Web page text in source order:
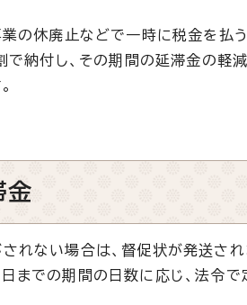
業の休廃止などで一時に税金を払
で納付し、その期間の延滞金の軽
金
れない場合は、督促状が発送され
までの期間の日数に応じ、法令で